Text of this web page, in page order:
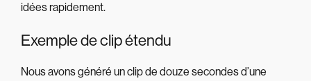
idées rapidement.
Exemple de clip étendu
Nous avons généré un clip de douze secondes d’une